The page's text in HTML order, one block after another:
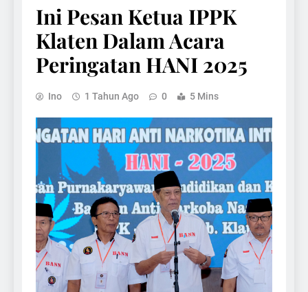
Ini Pesan Ketua IPPK
Klaten Dalam Acara
Peringatan HANI 2025
Ino 1 Tahun Ago 0 5 Mins